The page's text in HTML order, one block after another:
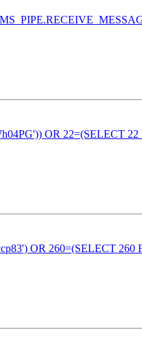
OR 22=(SELECT
OR 260=(SELECT